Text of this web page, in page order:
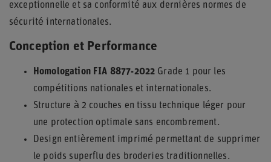
exceptionnelle et sa conformité aux dernières normes de
sécurité internationales.
Conception et Performance
Homologation FIA 8877-2022 Grade 1 pour les
compétitions nationales et internationales.
Structure à 2 couches en tissu technique léger pour
une protection optimale sans encombrement.
Design entièrement imprimé permettant de supprimer
le poids superflu des broderies traditionnelles.